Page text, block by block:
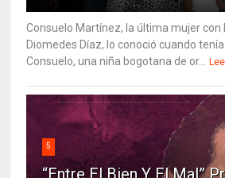
Consuelo Martínez, la última mujer con
Diomedes Díaz, lo conoció cuando
Consuelo, una niña bogotana de or...
5
“Entre El Bien Y El Mal”